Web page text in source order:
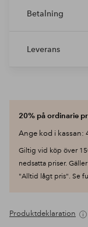
Betalning
Leverans
20% på ordinarie
Ange kod i kassan:
Giltig vid köp över
nedsatta priser.
"Alltid lågt pris". Se
Produktdeklaration